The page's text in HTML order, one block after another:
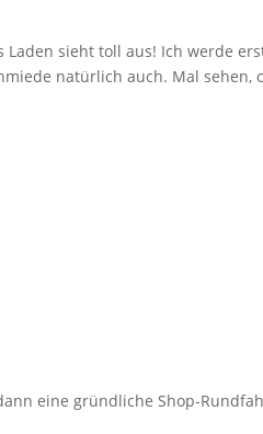
Laden sieht toll aus! Ich werde
natürlich auch. Mal sehen,
eine gründliche Shop-